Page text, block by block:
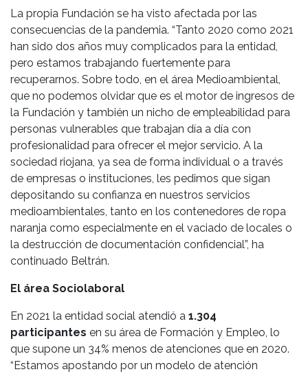
La propia Fundación se ha visto afectada por las
consecuencias de la pandemia. “Tanto 2020 como 2021
han sido dos años muy complicados para la entidad,
pero estamos trabajando fuertemente para
recuperarnos. Sobre todo, en el área Medioambiental,
que no podemos olvidar que es el motor de ingresos de
la Fundación y también un nicho de empleabilidad para
personas vulnerables que trabajan día a día con
profesionalidad para ofrecer el mejor servicio. A la
sociedad riojana, ya sea de forma individual o a través
de empresas o instituciones, les pedimos que sigan
depositando su confianza en nuestros servicios
medioambientales, tanto en los contenedores de ropa
naranja como especialmente en el vaciado de locales o
la destrucción de documentación confidencial”, ha
continuado Beltrán.
El área Sociolaboral
En 2021 la entidad social atendió a 1.304
participantes en su área de Formación y Empleo, lo
que supone un 34% menos de atenciones que en 2020.
“Estamos apostando por un modelo de atención